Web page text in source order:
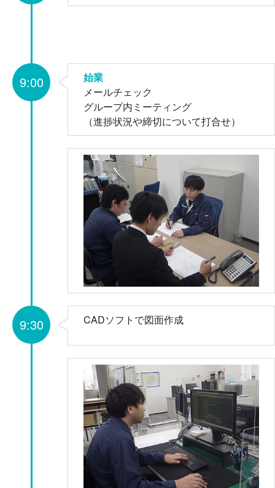
始業
メールチェック
グループ内ミーティング
（進捗状況や締切について打合せ）
9:00
CADソフトで図面作成
9:30